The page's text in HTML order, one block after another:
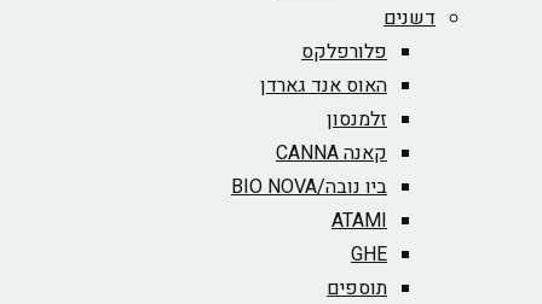
דשנים
פלורפלקס
האוס אנד גארדן
זלמנסון
קאנה CANNA
ביו נובה/BIO NOVA‏
ATAMI
GHE
תוספים